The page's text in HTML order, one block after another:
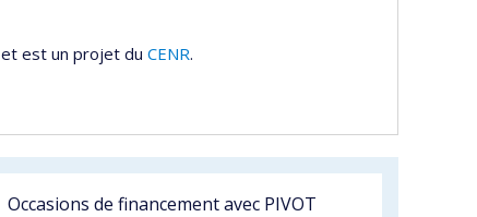
et est un projet du CENR.
Occasions de financement avec PIVOT